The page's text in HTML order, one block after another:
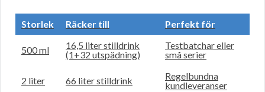
Storlek Räcker till Perfekt för
500 ml
16,5 liter stilldrink
(1+32 utspädning)
Testbatchar eller
små serier
2 liter 66 liter stilldrink
Regelbundna
kundleveranser